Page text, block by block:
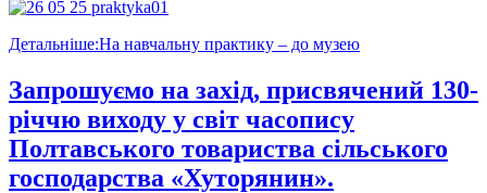
Детальніше:На навчальну практику – до музею
Запрошуємо на захід, присвячений 130-
річчю виходу у світ часопису
Полтавського товариства сільського
господарства «Хуторянин».